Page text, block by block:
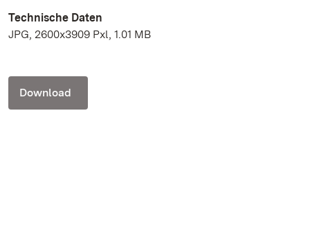
Technische Daten
JPG, 2600x3909 Pxl, 1.01 MB
Download